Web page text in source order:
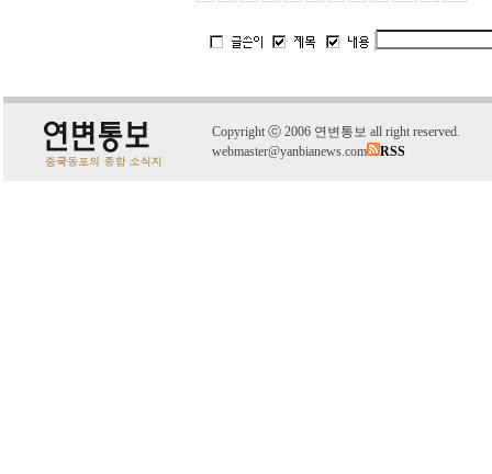
Copyright ⓒ 2006 연변통보 all right reserved.
webmaster@yanbianews.com
RSS